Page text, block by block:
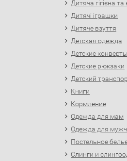
Дитяча гігієна
Дитячі іграшки
Дитяче взуття
Детская одежда
Детские конверты
Детские рюкзаки
Детский
Книги
Кормление
Одежда для мам
Одежда для
Постельное
Слинги и